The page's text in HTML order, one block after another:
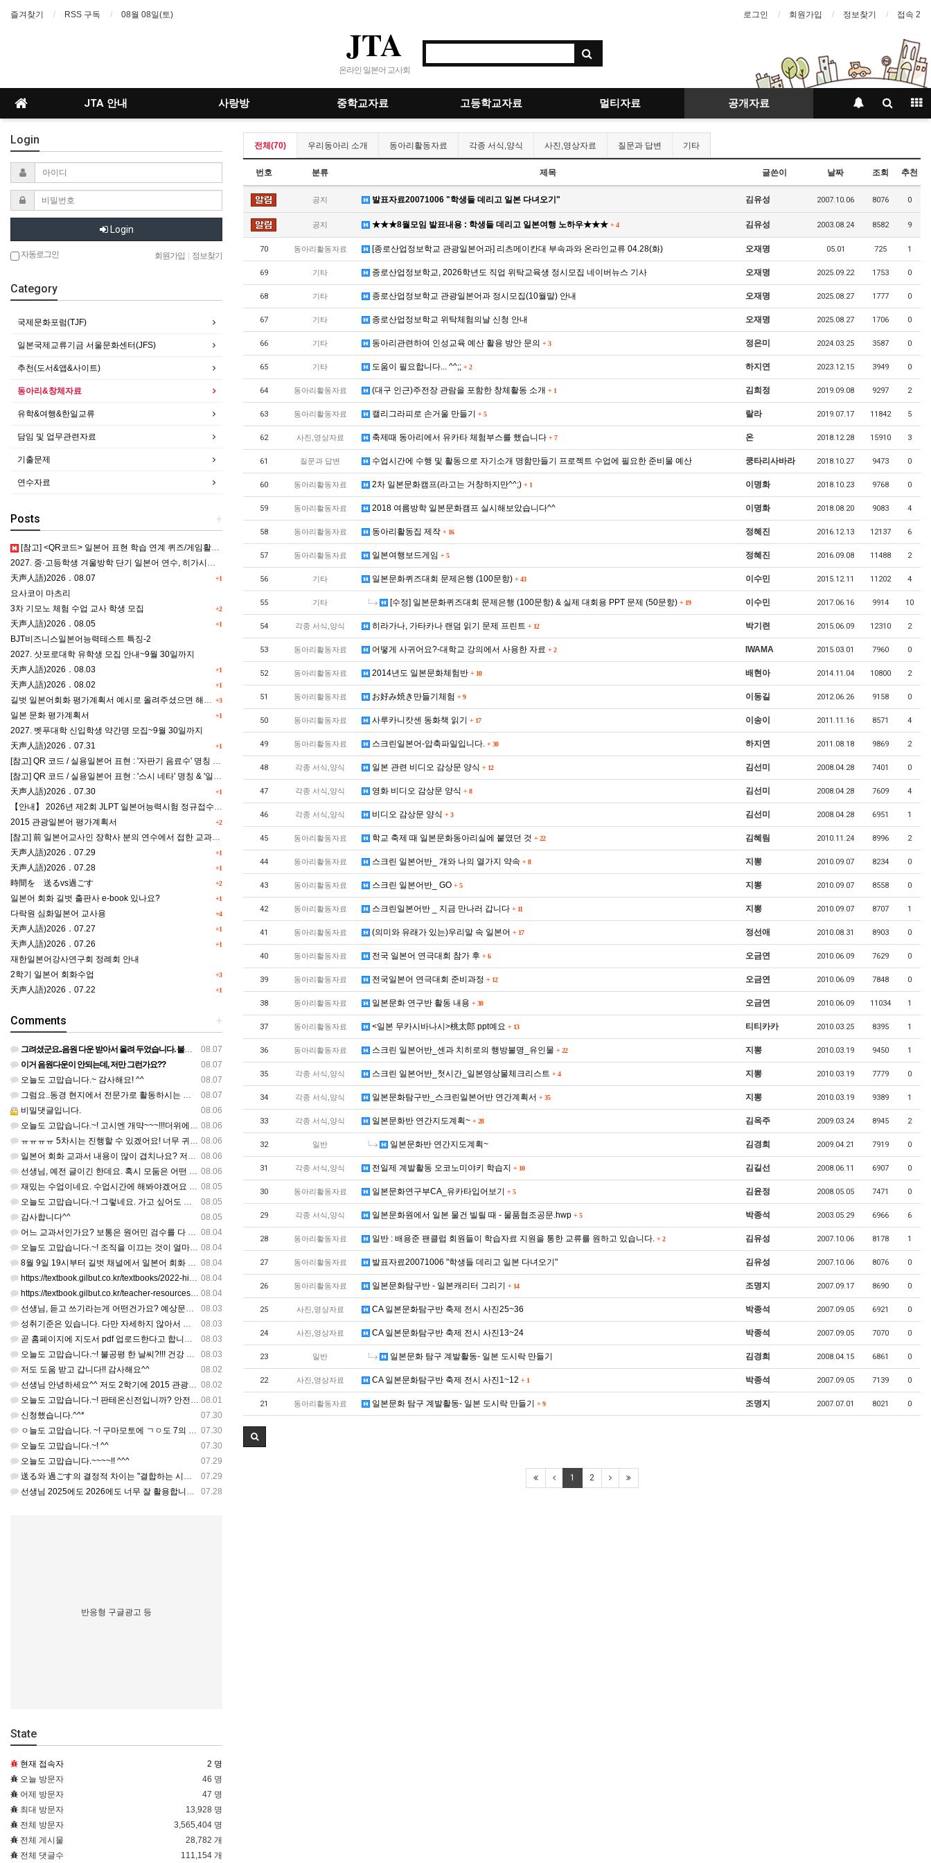
즐겨찾기 RSS 구독 08월 08일(토) 로그인 회원가입 정보찾기 접속 2
JTA
온라인 일본어 교사회
JTA 안내 사랑방 중학교자료 고등학교자료 멀티자료 공개자료
전체(70) 우리동아리 소개 동아리활동자료 각종 서식,양식 사진,영상자료 질문과 답변 기타
번호 분류 제목 글쓴이 날짜 조회 추천
공지 발표자료20071006 "학생들 데리고 일본 다녀오기" 김유성 2007.10.06 8076 0
공지 ★★★8월모임 발표내용 : 학생들 데리고 일본여행 노하우★★★ + 4 김유성 2003.08.24 8582 9
70 동아리활동자료 [종로산업정보학교 관광일본어과] 리츠메이칸대 부속과와 온라인교류 04.28(화) 오재명 05.01 725 1
69 기타 종로산업정보학교, 2026학년도 직업 위탁교육생 정시모집 네이버뉴스 기사 오재명 2025.09.22 1753 0
68 기타 종로산업정보학교 관광일본어과 정시모집(10월말) 안내 오재명 2025.08.27 1777 0
67 기타 종로산업정보학교 위탁체험의날 신청 안내 오재명 2025.08.27 1706 0
66 기타 동아리관련하여 인성교육 예산 활용 방안 문의 + 3 정은미 2024.03.25 3587 0
65 기타 도움이 필요합니다... ^^;; + 2 하지연 2023.12.15 3949 0
64 동아리활동자료 (대구 인근)주전장 관람을 포함한 창체활동 소개 + 1 김희정 2019.09.08 9297 2
63 동아리활동자료 캘리그라피로 손거울 만들기 + 5 랄라 2019.07.17 11842 5
62 사진,영상자료 축제때 동아리에서 유카타 체험부스를 했습니다 + 7 온 2018.12.28 15910 3
61 질문과 답변 수업시간에 수행 및 활동으로 자기소개 명함만들기 프로젝트 수업에 필요한 준비물 예산 쿵타리사바라 2018.10.27 9473 0
60 동아리활동자료 2차 일본문화캠프(라고는 거창하지만^^;) + 1 이명화 2018.10.23 9768 0
59 동아리활동자료 2018 여름방학 일본문화캠프 실시해보았습니다^^ 이명화 2018.08.20 9083 4
58 동아리활동자료 동아리활동집 제작 + 16 정혜진 2016.12.13 12137 6
57 동아리활동자료 일본여행보드게임 + 5 정혜진 2016.09.08 11488 2
56 기타 일본문화퀴즈대회 문제은행 (100문항) + 43 이수민 2015.12.11 11202 4
55 기타 [수정] 일본문화퀴즈대회 문제은행 (100문항) & 실제 대회용 PPT 문제 (50문항) + 19 이수민 2017.06.16 9914 10
54 각종 서식,양식 히라가나, 가타카나 랜덤 읽기 문제 프린트 + 12 박기련 2015.06.09 12310 2
53 동아리활동자료 어떻게 사귀어요?-대학교 강의에서 사용한 자료 + 2 IWAMA 2015.03.01 7960 0
52 동아리활동자료 2014년도 일본문화체험반 + 10 배현아 2014.11.04 10800 2
51 동아리활동자료 お好み焼き만들기체험 + 9 이동길 2012.06.26 9158 0
50 동아리활동자료 사루카니캇센 동화책 읽기 + 17 이송이 2011.11.16 8571 4
49 동아리활동자료 스크린일본어-압축파일입니다. + 30 하지연 2011.08.18 9869 2
48 각종 서식,양식 일본 관련 비디오 감상문 양식 + 12 김선미 2008.04.28 7401 0
47 각종 서식,양식 영화 비디오 감상문 양식 + 8 김선미 2008.04.28 7609 4
46 각종 서식,양식 비디오 감상문 양식 + 3 김선미 2008.04.28 6951 1
45 동아리활동자료 학교 축제 때 일본문화동아리실에 붙였던 것 + 22 김혜림 2010.11.24 8996 2
44 동아리활동자료 스크린 일본어반_ 개와 나의 열가지 약속 + 8 지뽕 2010.09.07 8234 0
43 동아리활동자료 스크린 일본어반_ GO + 5 지뽕 2010.09.07 8558 0
42 동아리활동자료 스크린일본어반 _ 지금 만나러 갑니다 + 11 지뽕 2010.09.07 8707 1
41 동아리활동자료 (의미와 유래가 있는)우리말 속 일본어 + 17 정선애 2010.08.31 8903 0
40 동아리활동자료 전국 일본어 연극대회 참가 후 + 6 오금연 2010.06.09 7629 0
39 동아리활동자료 전국일본어 연극대회 준비과정 + 12 오금연 2010.06.09 7848 0
38 동아리활동자료 일본문화 연구반 활동 내용 + 30 오금연 2010.06.09 11034 1
37 동아리활동자료 <일본 무카시바나시>桃太郎 ppt예요 + 13 티티카카 2010.03.25 8395 1
36 동아리활동자료 스크린 일본어반_센과 치히로의 행방불명_유인물 + 22 지뽕 2010.03.19 9450 1
35 각종 서식,양식 스크린 일본어반_첫시간_일본영상물체크리스트 + 4 지뽕 2010.03.19 7779 0
34 각종 서식,양식 일본문화탐구반_스크린일본어반 연간계획서 + 35 지뽕 2010.03.19 9389 1
33 각종 서식,양식 일본문화반 연간지도계획~ + 28 김옥주 2009.03.24 8945 2
32 일반 일본문화반 연간지도계획~ 김경희 2009.04.21 7919 0
31 각종 서식,양식 전일제 계발활동 오코노미야키 학습지 + 10 김길선 2008.06.11 6907 0
30 동아리활동자료 일본문화연구부CA_유카타입어보기 + 5 김윤정 2008.05.05 7471 0
29 각종 서식,양식 일본문화원에서 일본 물건 빌릴 때 - 물품협조공문.hwp + 5 박종석 2003.05.29 6966 6
28 동아리활동자료 일반 : 배용준 팬클럽 회원들이 학습자료 지원을 통한 교류를 원하고 있습니다. + 2 김유성 2007.10.06 8178 1
27 동아리활동자료 발표자료20071006 "학생들 데리고 일본 다녀오기" 김유성 2007.10.06 8076 0
26 동아리활동자료 일본문화탐구반 - 일본캐리터 그리기 + 14 조명지 2007.09.17 8690 0
25 사진,영상자료 CA 일본문화탐구반 축제 전시 사진25~36 박종석 2007.09.05 6921 0
24 사진,영상자료 CA 일본문화탐구반 축제 전시 사진13~24 박종석 2007.09.05 7070 0
23 일반 일본문화 탐구 계발활동- 일본 도시락 만들기 김경희 2008.04.15 6861 0
22 사진,영상자료 CA 일본문화탐구반 축제 전시 사진1~12 + 1 박종석 2007.09.05 7139 0
21 동아리활동자료 일본문화 탐구 계발활동- 일본 도시락 만들기 + 9 조명지 2007.07.01 8021 0
1 2
Login
Login
자동로그인 회원가입 정보찾기
Category
국제문화포럼(TJF)
일본국제교류기금 서울문화센터(JFS)
추천(도서&앱&사이트)
동아리&창체자료
유학&여행&한일교류
담임 및 업무관련자료
기출문제
연수자료
+
Posts
[참고] <QR코드> 일본어 표현 학습 연계 퀴즈/게임활동 5종
2027. 중·고등학생 겨울방학 단기 일본어 연수, 히가시카와 공립 일본어학교 프로그램 사전안내
+1
天声人語)2026．08.07
요사코이 마츠리
+2
3차 기모노 체험 수업 교사 학생 모집
+1
天声人語)2026．08.05
BJT비즈니스일본어능력테스트 특징-2
2027. 삿포로대학 유학생 모집 안내~9월 30일까지
+1
天声人語)2026．08.03
+1
天声人語)2026．08.02
+3
길벗 일본어회화 평가계획서 예시로 올려주셨으면 해요^^
+1
일본 문화 평가계획서
2027. 벳푸대학 신입학생 약간명 모집~9월 30일까지
+1
天声人語)2026．07.31
[참고] QR 코드 / 실용일본어 표현 : '자판기 음료수' 명칭 & '드럭스토어 약품명' 알아맞히기
[참고] QR 코드 / 실용일본어 표현 : '스시 네타' 명칭 & '일본편의점 상품명' 학습 게임
+1
天声人語)2026．07.30
【안내】 2026년 제2회 JLPT 일본어능력시험 정규접수 일정
+2
2015 관광일본어 평가계획서
[참고] 前 일본어교사인 장학사 분의 연수에서 접한 교과세특작성(매력있는 세특) Tip
+1
天声人語)2026．07.29
+1
天声人語)2026．07.28
+2
時間を 送るvs過ごす
+1
일본어 회화 길벗 출판사 e-book 있나요?
+4
다락원 심화일본어 교사용
+1
天声人語)2026．07.27
+1
天声人語)2026．07.26
재한일본어강사연구회 정례회 안내
+3
2학기 일본어 회화수업
+1
天声人語)2026．07.22
+
Comments
08.07
그려셨군요..음원 다운 받아서 올려 두었습니다. 불편하셨네요..죄송합니다..
08.07
이거 음원다운이 안되는데, 저만 그런가요??
08.07
오늘도 고맙습니다.~ 감사해요! ^^
08.07
그럼요..동경 현지에서 전문가로 활동하시는 기모노 강사 이십니다.
08.06
비밀댓글입니다.
08.06
오늘도 고맙습니다.~! 고시엔 개먁~~~!!!더위에 어떨라나요...감사합니다. ^^
08.06
ㅠㅠㅠㅠ 5차시는 진행할 수 있겠어요! 너무 귀한 자료 정말 감사합니다!!!
08.06
일본어 회화 교과서 내용이 많이 겹치나요? 저는 1,2학기 출판사가 달라서인지, 회화 단어와 분량이 더 많다…
08.06
선생님, 예전 글이긴 한데요. 혹시 모둠은 어떤 식으로 구성하셨을까요? 진단평가를 보시고 모둠장(도우미학생)…
08.05
재밌는 수업이네요. 수업시간에 해봐야겠어요 감사합니다
08.05
오늘도 고맙습니다.~! 그렇네요. 가고 싶어도 다른 사람에게 민폐는 안되는 것... 감사해요. ^^
08.05
감사합니다^^
08.04
어느 교과서인가요? 보통은 원어민 검수를 다 할 것 같은데...
08.04
오늘도 고맙습니다.~! 조직을 이끄는 것이 얼마나 어려운 일일까요? 우선 봉사하는 마음이 필요!!! 감사해요…
08.04
8월 9일 19시부터 길벗 채널에서 일본어 회화 관련 연수를 저작 직강으로 한다고 합니다. 많이 도움이 되실…
08.04
https://textbook.gilbut.co.kr/textbooks/2022-high-school-jap…
08.04
https://textbook.gilbut.co.kr/teacher-resources/2022-high-sc…
08.03
선생님, 듣고 쓰기라는게 어떤건가요? 예상문장 20~30개 중 몇개를 틀어주고 들리는대로 쓰는 건가요? 자세…
08.03
성취기준은 있습니다. 다만 자세하지 않아서 교과서 내용에 맞게 좀 더 구체적으로 재구조화를 하신 선생님이 계…
08.03
곧 홈페이지에 지도서 pdf 업로드한다고 합니다. 이번 주나 다음 주에 e-book 기반 전자저작물도 업로드…
08.03
오늘도 고맙습니다.~! 불공평 한 날씨?!!! 건강 최고 입니다. ^^
08.02
저도 도움 받고 갑니다!! 감사해요^^
08.02
선생님 안녕하세요^^ 저도 2학기에 2015 관광일본어를 평가계획을 세우려고 하는데. ..아무리 찾아도 없어…
08.01
오늘도 고맙습니다.~! 판테온신전입니까? 안전 제일!! ㅎㅎ 감사해요. ^^
07.30
신청했습니다.^^*
07.30
ㅇ늘도 고맙습니다. ~! 구마모토에 ㄱㅇ도 7의 지진,,,무사, 안전을 기도 합니다. 감사해요...
07.30
오늘도 고맙습니다.~! ^^
07.29
오늘도 고맙습니다.~~~~!! ^^^
07.29
送る와 過ごす의 결정적 차이는 "결합하는 시간 단위"와 "묘사 대상"입니다. 過ごす 하루, 오후, 주말, 휴…
07.28
선생님 2025에도 2026에도 너무 잘 활용합니다.. 감사해요!!!
반응형 구글광고 등
State
현재 접속자
2 명
오늘 방문자
46 명
어제 방문자
47 명
최대 방문자
13,928 명
전체 방문자
3,565,404 명
전체 게시물
28,782 개
전체 댓글수
111,154 개